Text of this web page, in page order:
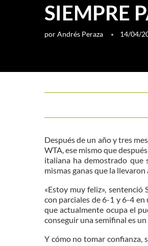
SIEMPRE
porAndrés Peraza 14/04/
Después de un año y tres
WTA, ese mismo que
italiana ha demostrado que
mismas ganas que la
«Estoy muy feliz»,
con parciales de 6-1 y 6-4
que actualmente ocupa el
conseguir una semifinal es
Y cómo no tomar confianza,